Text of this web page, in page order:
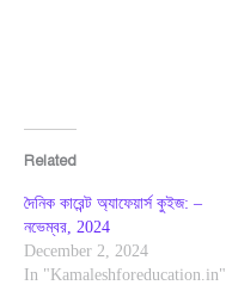
Related
দৈনিক কারেন্ট অ্যাফেয়ার্স কুইজ: –
নভেম্বর, 2024
December 2, 2024
In "Kamaleshforeducation.in"